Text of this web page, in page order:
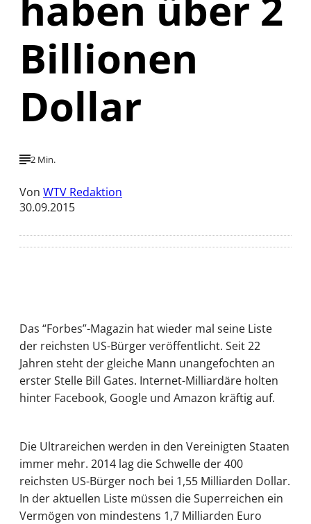
Billionen
Dollar
2 Min.
Von WTV Redaktion
30.09.2015
Das “Forbes”-Magazin hat wieder mal seine Liste
der reichsten US-Bürger veröffentlicht. Seit 22
Jahren steht der gleiche Mann unangefochten an
erster Stelle Bill Gates. Internet-Milliardäre holten
hinter Facebook, Google und Amazon kräftig auf.
Die Ultrareichen werden in den Vereinigten Staaten
immer mehr. 2014 lag die Schwelle der 400
reichsten US-Bürger noch bei 1,55 Milliarden Dollar.
In der aktuellen Liste müssen die Superreichen ein
Vermögen von mindestens 1,7 Milliarden Euro